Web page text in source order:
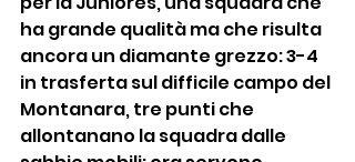
ha grande qualità ma che risulta
ancora un diamante grezzo: 3-4
in trasferta sul difficile campo del
Montanara, tre punti che
allontanano la squadra dalle